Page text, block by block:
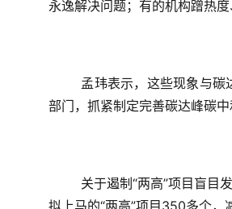
永逸解决问题；有的机构蹭热
孟玮表示，这些现象与碳
部门，抓紧制定完善碳达峰碳中
关于遏制“两高”项目盲目
拟上马的“两高”项目350多个